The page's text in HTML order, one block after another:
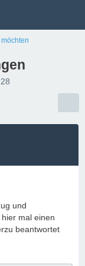
und
mal einen
beantwortet